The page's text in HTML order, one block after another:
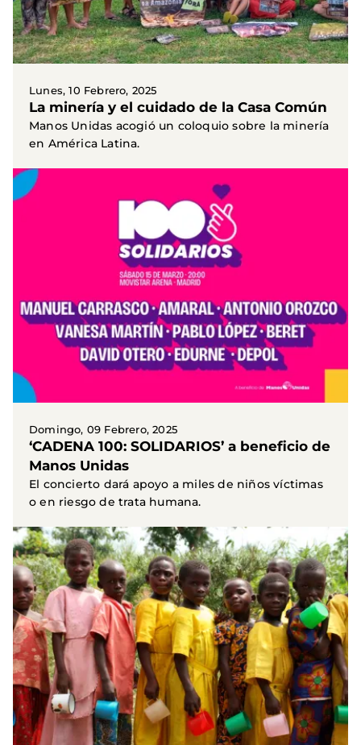
Lunes, 10 Febrero, 2025
La minería y el cuidado de la Casa Común
Manos Unidas acogió un coloquio sobre la minería
en América Latina.
Domingo, 09 Febrero, 2025
‘CADENA 100: SOLIDARIOS’ a beneficio de
Manos Unidas
El concierto dará apoyo a miles de niños víctimas
o en riesgo de trata humana.